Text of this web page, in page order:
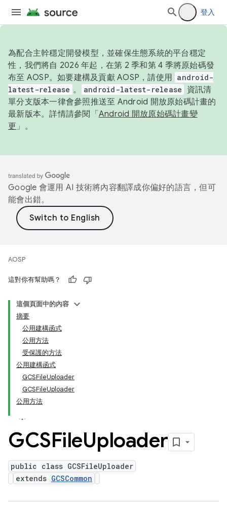
登入
為配合主幹穩定開發模型，並確保生態系統的平台穩定
性，我們將自 2026 年起，在第 2 季和第 4 季將原始碼發
布至 AOSP。如要建構及貢獻 AOSP，請使用 android-
latest-release 。 android-latest-release
資訊清
單分支版本一律會參照推送至 Android 開放原始碼計畫的
最新版本。詳情請參閱「 Android 開放原始碼計畫變
更 」。
Google 會運用 AI 技術將內容翻譯成你偏好的語言，但可
能會出錯。
AOSP
這對你有幫助嗎？
這個頁面中的內容
摘要
公用建構函式
公用方法
受保護的方法
公用建構函式
GCSFileUploader
GCSFileUploader
公用方法
GCSFileUploader
public class GCSFileUploader
extends GCSCommon